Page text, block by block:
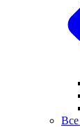
Все